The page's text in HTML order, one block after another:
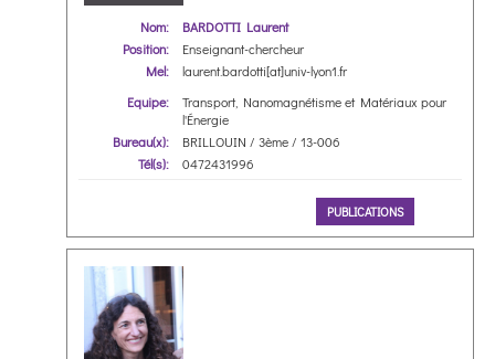
Nom:
BARDOTTI Laurent
Position:
Enseignant-chercheur
Mel:
laurent.bardotti[at]univ-lyon1.fr
Equipe:
Transport, Nanomagnétisme et Matériaux pour
l'Énergie
Bureau(x):
BRILLOUIN / 3ème / 13-006
Tél(s):
0472431996
PUBLICATIONS